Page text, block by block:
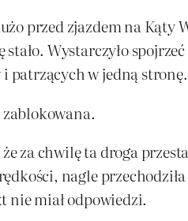
przed zjazdem na Kąty
Wystarczyło
patrzących w jedną stronę.
za chwilę ta droga
nagle
nie miał odpowiedzi.